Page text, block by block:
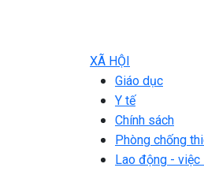
XÃ HỘI
Giáo dục
Y tế
Chính sách
Phòng chống
Lao động - việc